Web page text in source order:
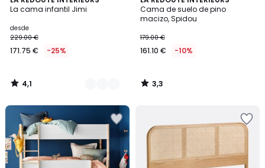
La cama infantil Jimi
desde
229.00 €
171.75 € -25%
/ 5
Colores
4,1
/
Cama de suelo de pino
macizo, Spidou
179.00 €
161.10 € -10%
/ 5
3,3
/